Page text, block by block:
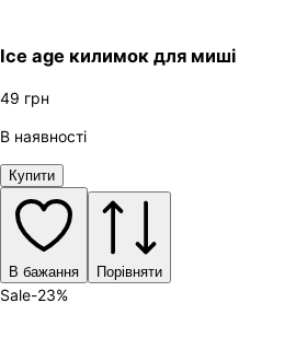
Ice age килимок для миші
49 грн
В наявності
Купити
В бажання Порівняти
Sale-23%